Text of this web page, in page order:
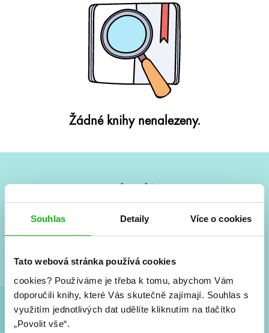
Souhlas Detaily Více o cookies
Tato webová stránka používá cookies
cookies? Používáme je třeba k tomu, abychom Vám
doporučili knihy, které Vás skutečně zajímají. Souhlas s
využitím jednotlivých dat udělíte kliknutím na tlačítko
„Povolit vše“.
Žádné knihy nenalezeny.
Vše kolem #youngadult každý měsíc rovnou do mailu!
a seriálové adaptace a další.